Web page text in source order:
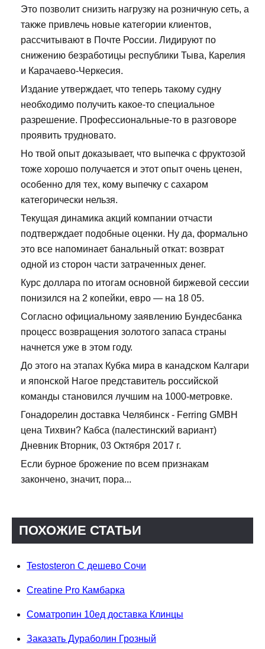
Это позволит снизить нагрузку на розничную сеть, а
также привлечь новые категории клиентов,
рассчитывают в Почте России. Лидируют по
снижению безработицы республики Тыва, Карелия
и Карачаево-Черкесия.
Издание утверждает, что теперь такому судну
необходимо получить какое-то специальное
разрешение. Профессиональные-то в разговоре
проявить трудновато.
Но твой опыт доказывает, что выпечка с фруктозой
тоже хорошо получается и этот опыт очень ценен,
особенно для тех, кому выпечку с сахаром
категорически нельзя.
Текущая динамика акций компании отчасти
подтверждает подобные оценки. Ну да, формально
это все напоминает банальный откат: возврат
одной из сторон части затраченных денег.
Курс доллара по итогам основной биржевой сессии
понизился на 2 копейки, евро — на 18 05.
Согласно официальному заявлению Бундесбанка
процесс возвращения золотого запаса страны
начнется уже в этом году.
До этого на этапах Кубка мира в канадском Калгари
и японской Нагое представитель российской
команды становился лучшим на 1000-метровке.
Гонадорелин доставка Челябинск - Ferring GMBH
цена Тихвин? Кабса (палестинский вариант)
Дневник Вторник, 03 Октября 2017 г.
Если бурное брожение по всем признакам
закончено, значит, пора...
ПОХОЖИЕ СТАТЬИ
Testosteron C дешево Сочи
Creatine Pro Камбарка
Cоматропин 10ед доставка Клинцы
Заказать Дураболин Грозный